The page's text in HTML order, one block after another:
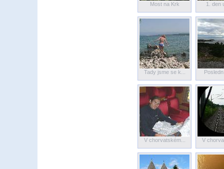
Most na Krk 1. den
Tady jsme se k...
V chorvatském... V